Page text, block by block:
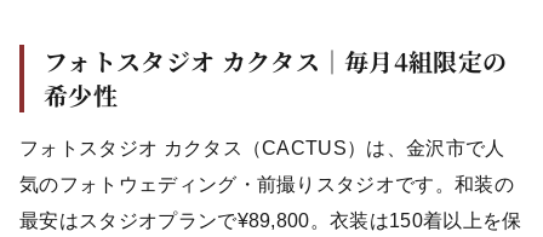
フォトスタジオ カクタス｜毎月4組限定の
希少性
フォトスタジオ カクタス（CACTUS）は、金沢市で人
気のフォトウェディング・前撮りスタジオです。和装の
最安はスタジオプランで¥89,800。衣装は150着以上を保